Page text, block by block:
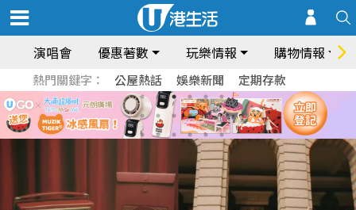
演唱會 優惠著數 玩樂情報 購物情報
熱門關鍵字： 公屋熱話 娛樂新聞 定期存款